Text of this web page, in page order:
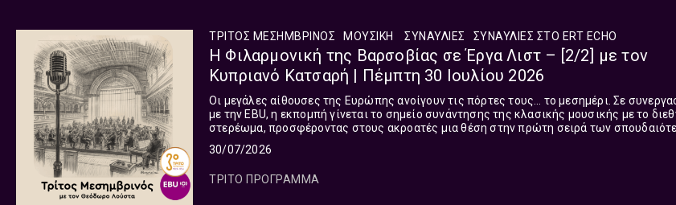
ΤΡΙΤΟΣ ΜΕΣΗΜΒΡΙΝΟΣ ΜΟΥΣΙΚΉ ΣΥΝΑΥΛΊΕΣ ΣΥΝΑΥΛΊΕΣ ΣΤΟ ERT ΕCHO
Η Φιλαρμονική της Βαρσοβίας σε Έργα Λιστ – [2/2] με τον
Κυπριανό Κατσαρή | Πέμπτη 30 Ιουλίου 2026
Οι μεγάλες αίθουσες της Ευρώπης ανοίγουν τις πόρτες τους… το μεσημέρι. Σε
με την EBU, η εκπομπή γίνεται το σημείο συνάντησης της κλασικής μουσικής με το
στερέωμα, προσφέροντας στους ακροατές μια θέση στην πρώτη σειρά των
μεταδίδεται Δευτέρα με Παρασκευή στη μία το μεσημέρι, με δίωρη διάρκεια κάθε
30/07/2026
ΤΡΙΤΟ ΠΡΟΓΡΑΜΜΑ